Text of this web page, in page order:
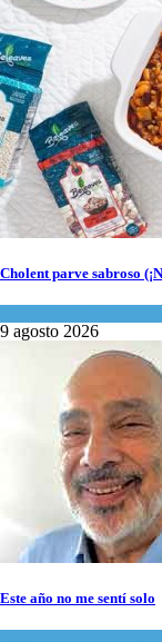
Cholent parve sabroso
9 agosto 2026
Este año no me sentí solo